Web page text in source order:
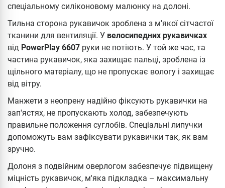
спеціальному силіконовому малюнку на долоні.
Тильна сторона рукавичок зроблена з м'якої сітчастої
тканини для вентиляції. У велосипедних рукавичках
від PowerPlay 6607 руки не потіють. У той же час, та
частина рукавичок, яка захищає пальці, зроблена із
щільного матеріалу, що не пропускає вологу і захищає
від вітру.
Манжети з неопрену надійно фіксують рукавички на
зап'ястях, не пропускають холод, забезпечують
правильне положення суглобів. Спеціальні липучки
допоможуть вам зафіксувати рукавички так, як вам
зручно.
Долоня з подвійним оверлогом забезпечує підвищену
міцність рукавичок, м'яка підкладка – максимальну